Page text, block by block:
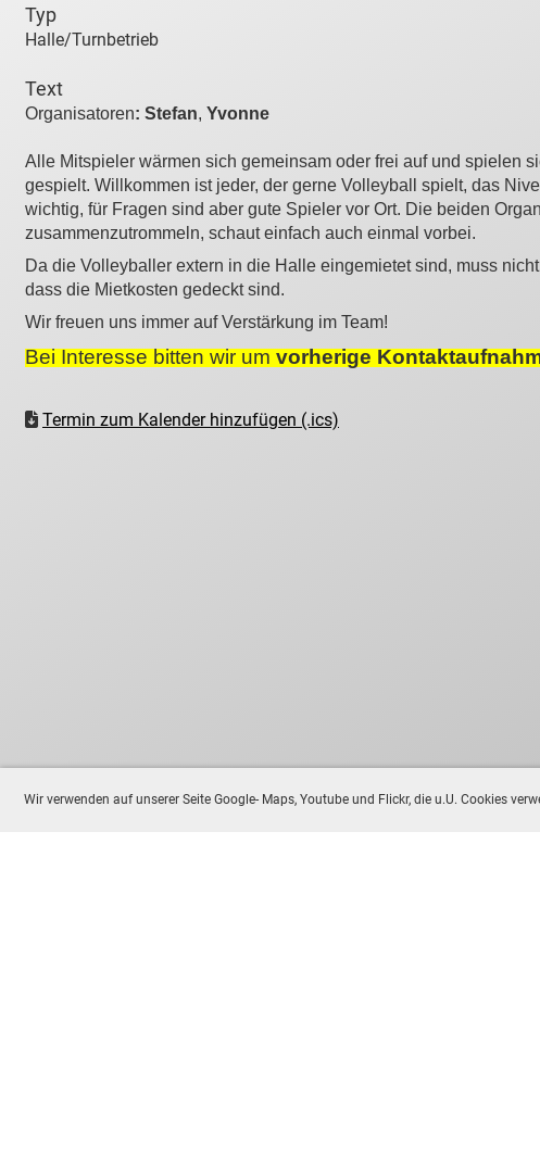
Wir verwenden auf unserer Seite Google- Maps, Youtube und Flickr, die u.U. Cookies
Typ
Halle/Turnbetrieb
Text
Organisatoren: Stefan, Yvonne
Alle Mitspieler wärmen sich gemeinsam oder frei auf und spielen
gespielt. Willkommen ist jeder, der gerne Volleyball spielt, das
wichtig, für Fragen sind aber gute Spieler vor Ort. Die beiden
zusammenzutrommeln, schaut einfach auch einmal vorbei.
Da die Volleyballer extern in die Halle eingemietet sind, muss
dass die Mietkosten gedeckt sind.
Wir freuen uns immer auf Verstärkung im Team!
Bei Interesse bitten wir um vorherige
Termin zum Kalender hinzufügen (.ics)